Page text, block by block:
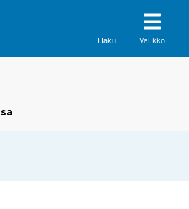
Haku Valikko